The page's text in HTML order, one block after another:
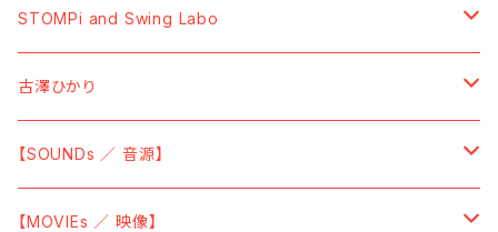
【SWEAT ／ トレーナー】
【BAG／バッグ】
【Vinyl】
【CD】
【MOVIEs ／ 映像】
【DVD】
【GOODs ／ グッズ】
【TーShirt ／ Tシャツ】
【Sticky ／ 付箋】
【SOUNDs ／ 音源】
【CD】
【Vinyl】
STOMPi and Swing Labo
【SOUNDs ／ 音源】
古澤ひかり
【SOUNDs ／ 音源】
【CD】
【SOUNDs ／ 音源】
【Vinyl】
【MOVIEs ／ 映像】